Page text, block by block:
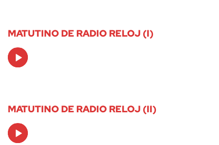
MATUTINO DE RADIO RELOJ (I)
Audio
Player
MATUTINO DE RADIO RELOJ (II)
Audio
Player